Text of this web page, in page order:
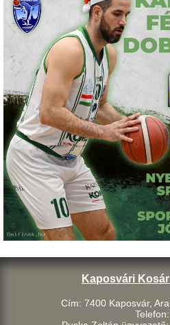
Kaposvári
Cím: 7400 Kaposvár,
Telefon: